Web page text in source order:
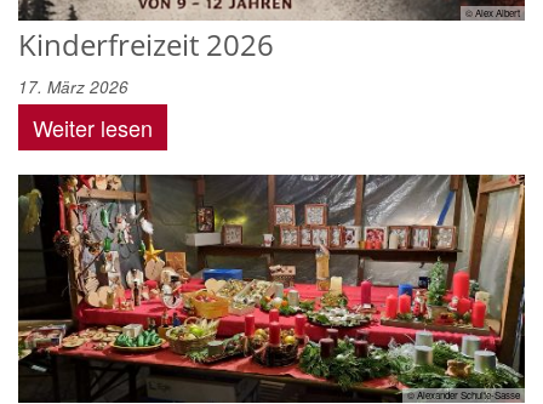
© Alex Albert
Kinderfreizeit 2026
17. März 2026
Weiter lesen
© Alexander Schulte-Sasse